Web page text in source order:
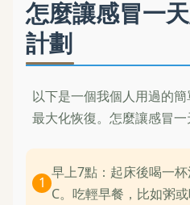
怎麼讓感冒一
計劃
以下是一個我個人用過的
最大化恢復。怎麼讓感冒一
早上7點：起床後喝一
C。吃輕早餐，比如粥或